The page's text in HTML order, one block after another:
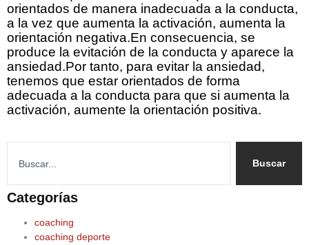
Buscar
Categorías
coaching
coaching deporte
orientados de manera inadecuada a la conducta,
a la vez que aumenta la activación, aumenta la
orientación negativa.En consecuencia, se
produce la evitación de la conducta y aparece la
ansiedad.Por tanto, para evitar la ansiedad,
tenemos que estar orientados de forma
adecuada a la conducta para que si aumenta la
activación, aumente la orientación positiva.